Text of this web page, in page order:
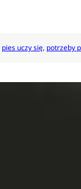
pies uczy się, potrzeby